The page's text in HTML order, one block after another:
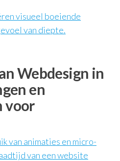
visueel boeiende
van diepte.
Webdesign in
en
voor
van animaties en micro-
van een website